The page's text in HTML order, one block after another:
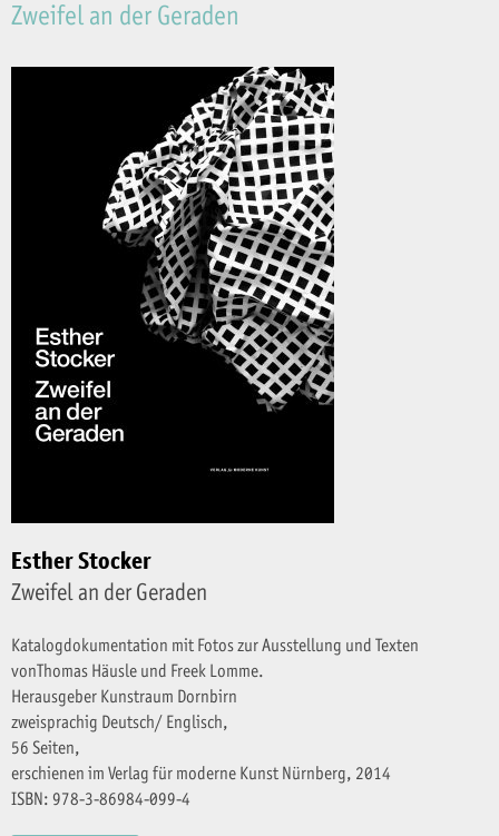
Zweifel an der Geraden
Esther Stocker
Zweifel an der Geraden
Katalogdokumentation mit Fotos zur Ausstellung und Texten
vonThomas Häusle und Freek Lomme.
Herausgeber Kunstraum Dornbirn
zweisprachig Deutsch/ Englisch,
56 Seiten,
erschienen im Verlag für moderne Kunst Nürnberg, 2014
ISBN: 978-3-86984-099-4